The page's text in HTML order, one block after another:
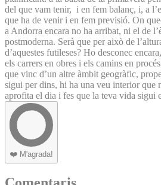
del que vam tenir, i en fem balanç, i, a
que ha de venir i en fem previsió. On
a Andorra encara no ha arribat, ni el de
postmoderna. Serà que per això de
d’aquestes futileses? Ho desconec
els carrers en obres i els camins en
que vinc d’un altre àmbit geogràfic,
sigui per dins, hi ha una veu interior que
aprofita el dia i fes que la teva vida sigui
❤️ M'agrada!